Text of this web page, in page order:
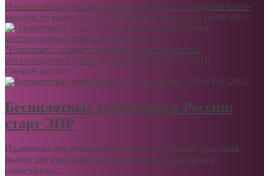
Правительство рассматривает возможность создания мини-
заводов по выпуску СПГ в горняцких регионах 08.08.2025
"Новотранс" создаст компанию для разработки
месторождений угля и руды в Бурятии
20.02.2018
Свежие записи
03.07.2026
Беспилотные самосвалы в России:
старт ЭПР
Правительство утвердило экспериментальный правовой
режим для высокоавтоматизированных карьерных
самосвалов....